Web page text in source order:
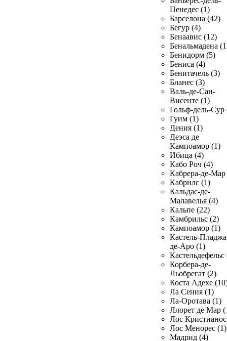
Пенедес (1)
Барселона (42)
Бегур (4)
Бенаавис (12)
Бенальмадена
Бенидорм (5)
Бениса (4)
Бенитачель (3)
Бланес (3)
Валь-де-Сан-
Висенте (1)
Гольф-дель-Сур
Гуим (1)
Дения (1)
Деэса де
Кампоамор (1)
Ибица (4)
Кабо Роч (4)
Кабрера-де-Мар
Кабрилс (1)
Кальдас-де-
Малавелья (4)
Кальпе (22)
Камбрильс (2)
Кампоамор (1)
Кастель-
де-Аро (1)
Кастельдефельс
Корбера-де-
Льобрегат (2)
Коста Адехе
Ла Сения (1)
Ла-Оротава (1)
Ллорет де Мар
Лос
Лос Менорес (1)
Мадрид (4)